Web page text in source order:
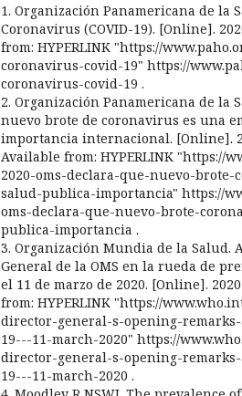
1. Organización Panamericana de la
Coronavirus ‎‎(COVID-19)‎. [Online].
from: HYPERLINK "https://
coronavirus-covid-19" https://
coronavirus-covid-19 .
2. Organización Panamericana de la
nuevo brote de coronavirus es una
importancia internacional. [Online].
Available from: HYPERLINK "https://
2020-oms-declara-que-nuevo-
salud-publica-importancia" https://
oms-declara-que-nuevo-brote-
publica-importancia .
3. Organización Mundia de la
General de la OMS en la rueda de
el 11 de marzo de 2020. [Online].
from: HYPERLINK "https://
director-general-s-opening-
19---11-march-2020" https://
director-general-s-opening-
19---11-march-2020 .